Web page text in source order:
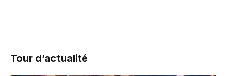
Tour d’actualité